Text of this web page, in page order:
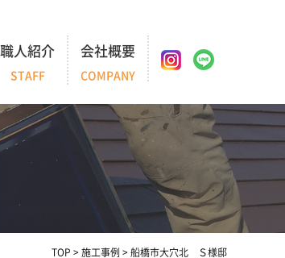
職人紹介
STAFF
会社概要
COMPANY
TOP > 施工事例 > 船橋市大穴北 Ｓ様邸